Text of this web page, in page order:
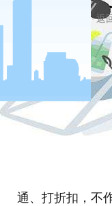
实见效。要紧跟
把纠治形式主义
焦重点岗位、重
查，打通落实中
差落差偏差，确
要坚持严的基调
导向，坚决纠
通、打折扣，不
返